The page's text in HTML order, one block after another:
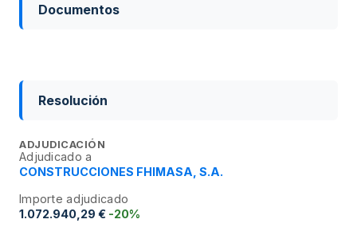
Documentos
Resolución
ADJUDICACIÓN
Adjudicado a
CONSTRUCCIONES FHIMASA, S.A.
Importe adjudicado
1.072.940,29 € -20%